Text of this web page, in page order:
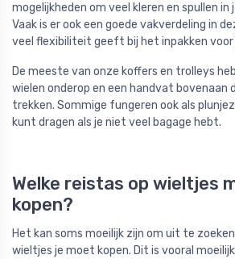
mogelijkheden om veel kleren en spullen
Vaak is er ook een goede vakverdeling in
veel flexibiliteit geeft bij het inpakken voor
De meeste van onze koffers en trolleys
wielen onderop en een handvat bovenaan
trekken. Sommige fungeren ook als
kunt dragen als je niet veel bagage hebt.
Welke reistas op wieltjes
kopen?
Het kan soms moeilijk zijn om uit te
wieltjes je moet kopen. Dit is vooral